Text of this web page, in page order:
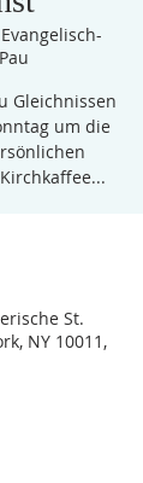
Gleichnissen
um die
St.
NY 10011,